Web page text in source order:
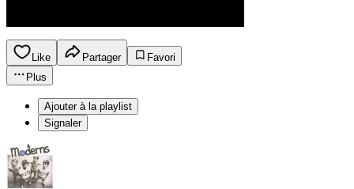
Like Partager
Favori
Plus
Ajouter à la playlist
Signaler